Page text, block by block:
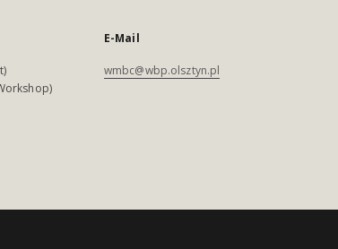
E-Mail
wmbc@wbp.olsztyn.pl